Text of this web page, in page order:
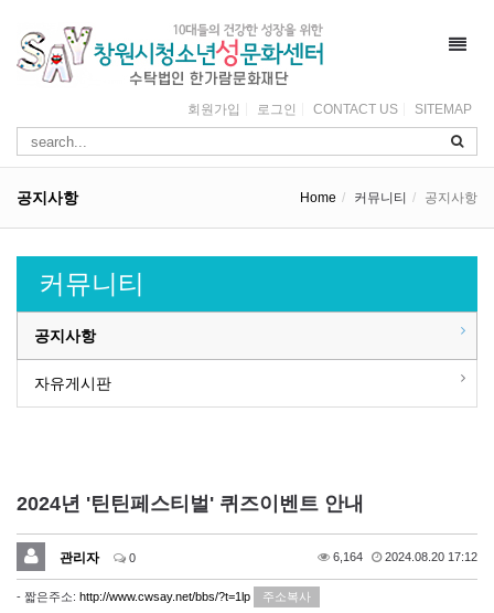
회원가입 로그인 CONTACT US SITEMAP
공지사항 Home 커뮤니티 공지사항
커뮤니티
공지사항
자유게시판
2024년 '틴틴페스티벌' 퀴즈이벤트 안내
관리자 0 6,164 2024.08.20 17:12
- 짧은주소: http://www.cwsay.net/bbs/?t=1lp 주소복사